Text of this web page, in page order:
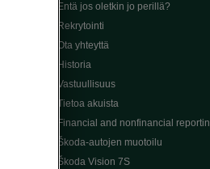
Entä jos oletkin jo perillä?
Rekrytointi
Ota yhteyttä
Historia
Vastuullisuus
Tietoa akuista
Financial and nonfinancial reportin
Škoda-autojen muotoilu
Škoda Vision 7S